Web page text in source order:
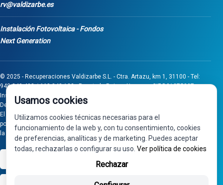
rv@valdizarbe.es
Instalación Fotovoltaica - Fondos
Next Generation
© 2025 - Recuperaciones Valdizarbe S.L. - Ctra. Artazu, km 1, 31100 - Tel:
948 340 498 / 668 848 123 - Puente la Reina - Navarra - CIF B31275837.
Inscrita en el Registro Mercantil de Navarra, Tomo 32, Folio 75, Hoja 525.
Desarrollado porSeintosoft
El proyecto de inversión "0011-0558-2024-000008" ha sido subvencionado
por Gobierno de Navarra al amparo de la convocatoria de 2024 de Ayudas a
la inversión en pymes industriales
Usamos cookies
Utilizamos cookies técnicas necesarias para el
funcionamiento de la web y, con tu consentimiento, cookies
de preferencias, analíticas y de marketing. Puedes aceptar
todas, rechazarlas o configurar su uso. Ver política de cookies
Rechazar